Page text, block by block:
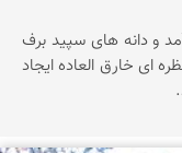
و دانه های سپید برف
ای خارق العاده ایجاد